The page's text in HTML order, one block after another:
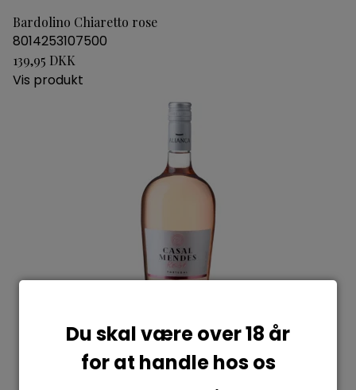
Du skal være over 18 år
for at handle hos os
Bardolino Chiaretto rose
8014253107500
139,95 DKK
Vis produkt